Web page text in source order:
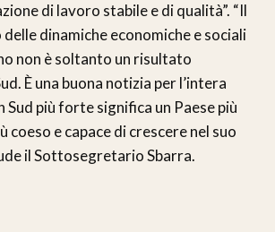
di lavoro stabile e di qualità”. “Il
dinamiche economiche e sociali
non è soltanto un risultato
È una buona notizia per l’intera
Sud più forte significa un Paese più
coeso e capace di crescere nel suo
il Sottosegretario Sbarra.